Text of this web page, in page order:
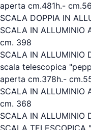
aperta cm.481h.-
SCALA DOPPIA IN
SCALA IN ALLUMINIO
cm. 398
SCALA IN ALLUMINIO
scala telescopica
aperta cm.378h.-
SCALA IN ALLUMINIO
cm. 368
SCALA IN ALLUMINIO
SCALA TELESCOPICA